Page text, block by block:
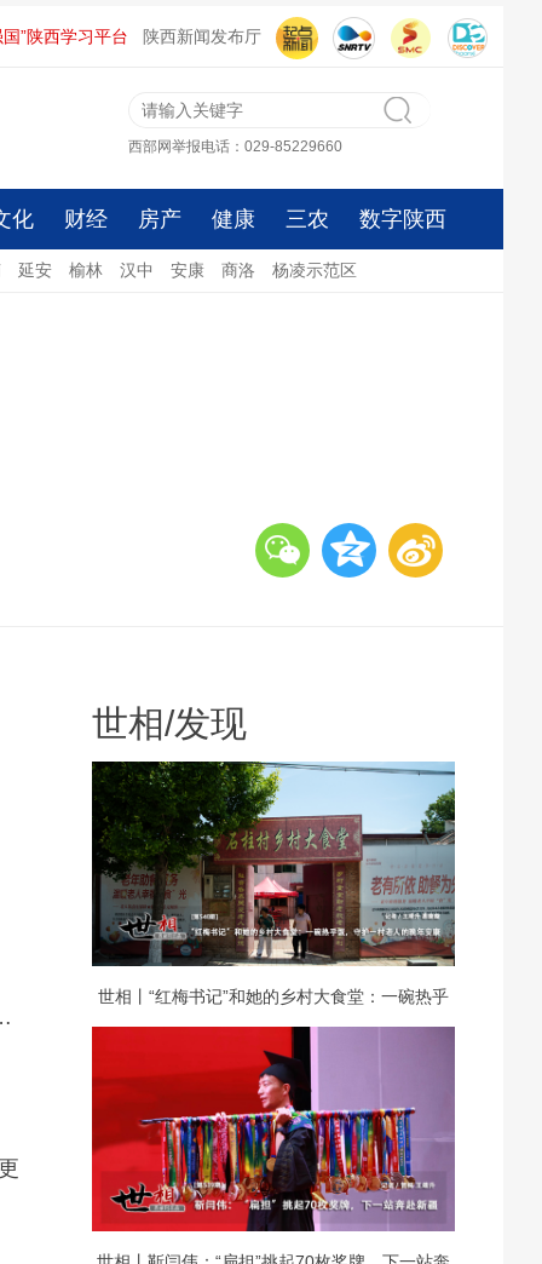
国”陕西学习平台 陕西新闻发布厅
西部网举报电话：029-85229660
化 财经 房产 健康 三农 数字陕西
延安 榆林 汉中 安康 商洛 杨凌示范区
世相/发现
世相丨“红梅书记”和她的乡村大食堂：一碗热乎
饭，守护一村老人的晚年安康